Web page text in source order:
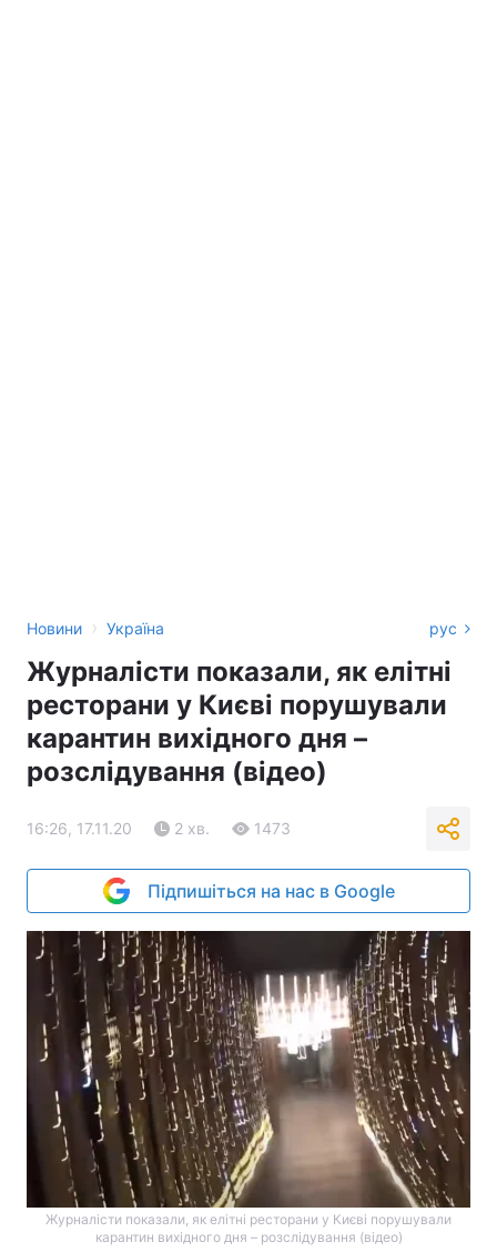
Новини › Україна рус
Журналісти показали, як елітні
ресторани у Києві порушували
карантин вихідного дня –
розслідування (відео)
16:26, 17.11.20 2 хв. 1473
Підпишіться на нас в Google
Журналісти показали, як елітні ресторани у Києві порушували
карантин вихідного дня – розслідування (відео)